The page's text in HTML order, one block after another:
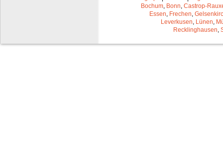
Bochum, Bonn, Castrop-
Essen, Frechen,
Leverkusen, Lünen,
Recklinghausen,